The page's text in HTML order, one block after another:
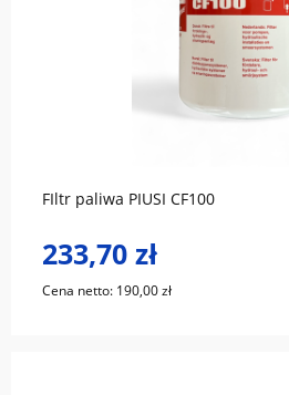
FIltr paliwa PIUSI CF100
233,70 zł
Cena netto: 190,00 zł
do koszyka